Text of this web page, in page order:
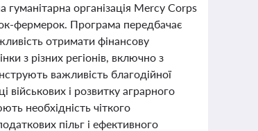
організація Mercy Corps
фермерок. Програма передбачає
отримати фінансову
з різних регіонів, включно з
важливість благодійної
військових і розвитку аграрного
необхідність чіткого
пільг і ефективного